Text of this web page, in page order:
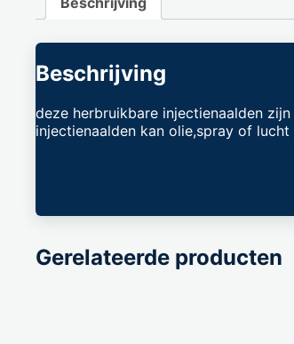
Beschrijving
deze herbruikbare injectienaalden
injectienaalden kan olie,spray of
Gerelateerde producten